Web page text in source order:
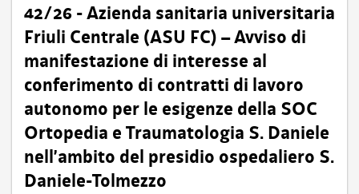
42/26 - Azienda sanitaria universitaria
Friuli Centrale (ASU FC) – Avviso di
manifestazione di interesse al
conferimento di contratti di lavoro
autonomo per le esigenze della SOC
Ortopedia e Traumatologia S. Daniele
nell’ambito del presidio ospedaliero S.
Daniele-Tolmezzo